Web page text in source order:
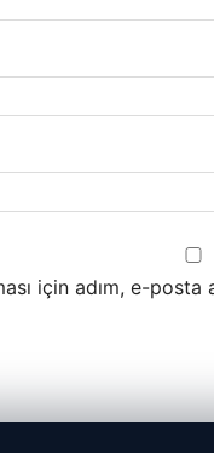
için adım, e-